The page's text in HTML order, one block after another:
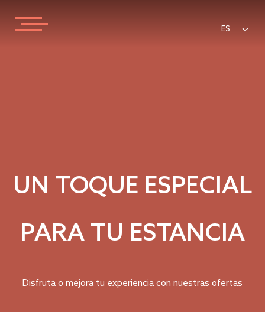
ES
UN TOQUE ESPECIAL
PARA TU ESTANCIA
Disfruta o mejora tu experiencia con nuestras ofertas